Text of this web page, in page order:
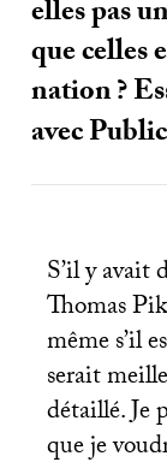
elles pas
que celles
nation?
avec
S’il y avait
Thomas
même s’il
serait
détaillé. Je
que je